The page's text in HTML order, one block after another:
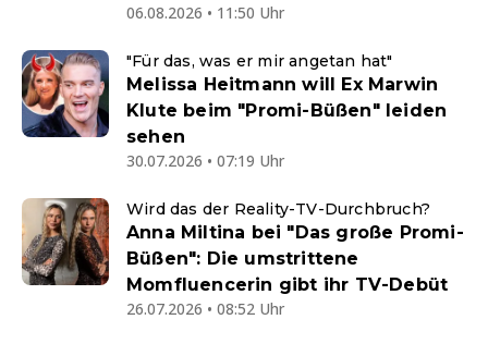
06.08.2026 • 11:50 Uhr
"Für das, was er mir angetan hat"
Melissa Heitmann will Ex Marwin
Klute beim "Promi-Büßen" leiden
sehen
30.07.2026 • 07:19 Uhr
Wird das der Reality-TV-Durchbruch?
Anna Miltina bei "Das große Promi-
Büßen": Die umstrittene
Momfluencerin gibt ihr TV-Debüt
26.07.2026 • 08:52 Uhr